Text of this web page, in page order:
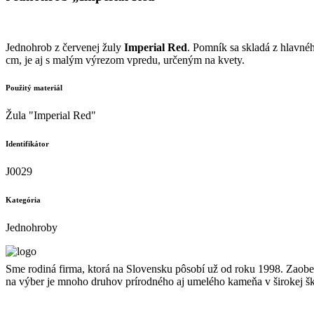
Jednohrob z červenej žuly Imperial Red. Pomník sa skladá z
cm, je aj s malým výrezom vpredu, určeným na kvety.
Použitý materiál
Žula "Imperial Red"
Identifikátor
J0029
Kategória
Jednohroby
Sme rodiná firma, ktorá na Slovensku pôsobí už od roku 1998.
na výber je mnoho druhov prírodného aj umelého kameňa v širokej